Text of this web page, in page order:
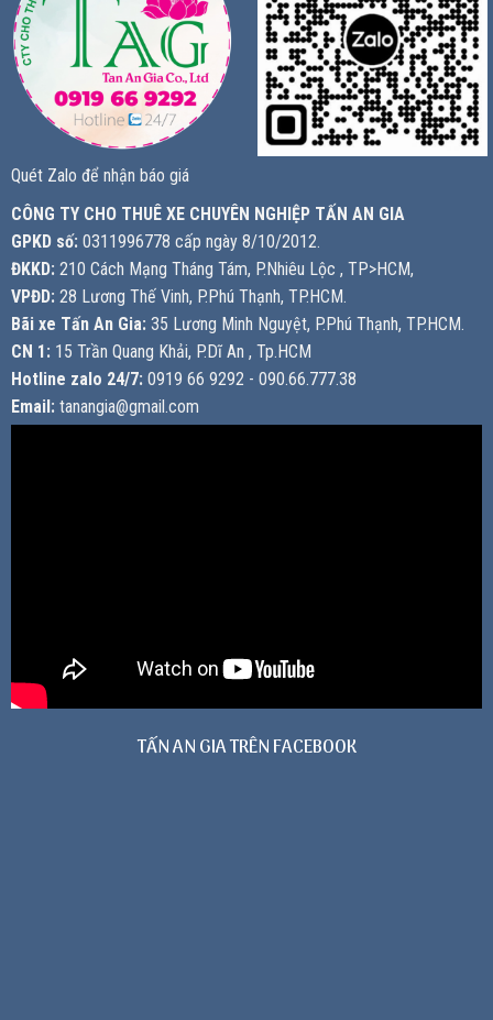
Quét Zalo để nhận báo giá
CÔNG TY CHO THUÊ XE CHUYÊN NGHIỆP TẤN AN GIA
GPKD số: 0311996778 cấp ngày 8/10/2012.
ĐKKD: 210 Cách Mạng Tháng Tám, P.Nhiêu Lộc , TP>HCM,
VPĐD: 28 Lương Thế Vinh, P.Phú Thạnh, TP.HCM.
Bãi xe Tấn An Gia: 35 Lương Minh Nguyệt, P.Phú Thạnh, TP.HCM.
CN 1: 15 Trần Quang Khải, P.Dĩ An , Tp.HCM
Hotline zalo 24/7: 0919 66 9292 - 090.66.777.38
Email: tanangia@gmail.com
TẤN AN GIA TRÊN FACEBOOK